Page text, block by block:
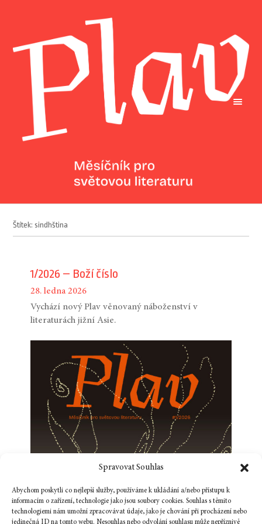
Spravovat Souhlas
Abychom poskytli co nejlepší služby, používáme k ukládání a/nebo přístupu k
informacím o zařízení, technologie jako jsou soubory cookies. Souhlas s těmito
technologiemi nám umožní zpracovávat údaje, jako je chování při procházení nebo
jedinečná ID na tomto webu. Nesouhlas nebo odvolání souhlasu může nepříznivě
Štítek: sindhština
1/2026 – Boží číslo
28. ledna 2026
Vychází nový Plav věnovaný náboženství v
literaturách jižní Asie.